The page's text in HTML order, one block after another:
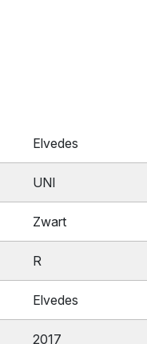
Elvedes
UNI
Zwart
R
Elvedes
2017